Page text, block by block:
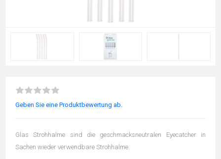
Geben Sie eine Produktbewertung ab.
Glas Strohhalme sind die geschmacksneutralen Eyecatcher in
Sachen wieder verwendbare Strohhalme.